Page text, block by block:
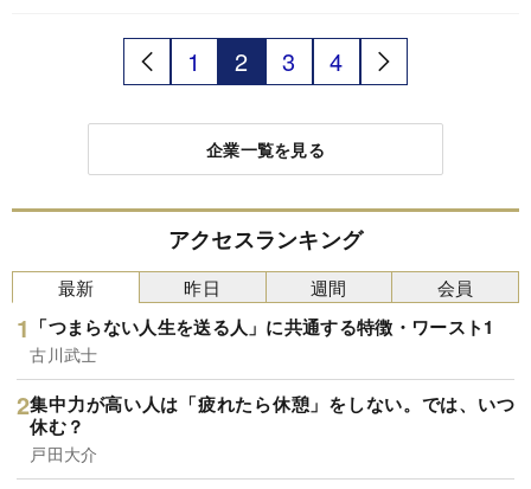
1 2 3 4
企業一覧を見る
アクセスランキング
最新
「つまらない人生を送る人」に共通する特徴・ワースト1
古川武士
集中力が高い人は「疲れたら休憩」をしない。では、いつ
休む？
戸田大介
昨日 週間 会員